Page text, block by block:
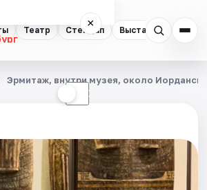
Театр Стендап Выставки
×
☾
Эрмитаж, внутри музея, около